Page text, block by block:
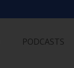
PODCASTS